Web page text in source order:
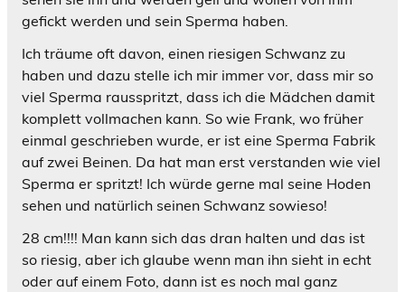
gefickt werden und sein Sperma haben.
Ich träume oft davon, einen riesigen Schwanz zu
haben und dazu stelle ich mir immer vor, dass mir so
viel Sperma rausspritzt, dass ich die Mädchen damit
komplett vollmachen kann. So wie Frank, wo früher
einmal geschrieben wurde, er ist eine Sperma Fabrik
auf zwei Beinen. Da hat man erst verstanden wie viel
Sperma er spritzt! Ich würde gerne mal seine Hoden
sehen und natürlich seinen Schwanz sowieso!
28 cm!!!! Man kann sich das dran halten und das ist
so riesig, aber ich glaube wenn man ihn sieht in echt
oder auf einem Foto, dann ist es noch mal ganz